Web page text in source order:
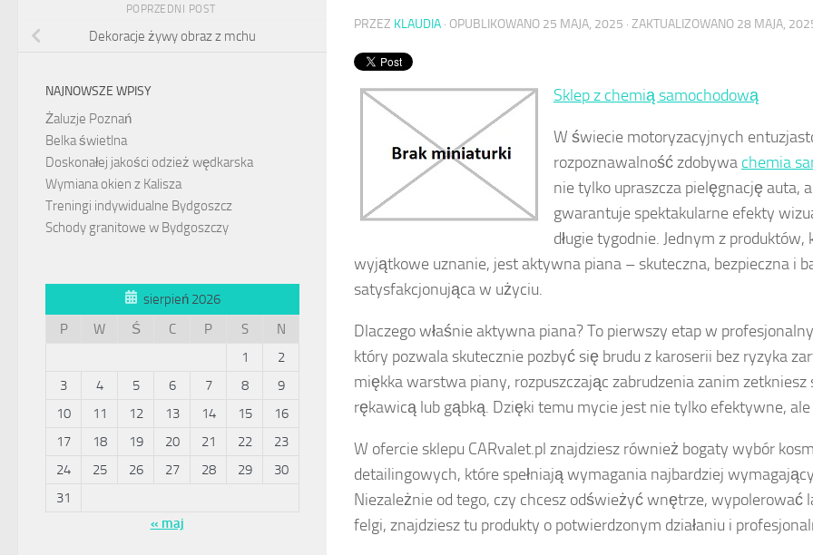
PRZEZ KLAUDIA · OPUBLIKOWANO 25 MAJA, 2025 · ZAKTUALIZOWANO 28 MAJA,
Sklep z chemią samochodową
W świecie motoryzacyjnych
rozpoznawalność zdobywa chemia
nie tylko upraszcza pielęgnację auta,
gwarantuje spektakularne efekty
długie tygodnie. Jednym z
wyjątkowe uznanie, jest aktywna piana – skuteczna, bezpieczna i
satysfakcjonująca w użyciu.
Dlaczego właśnie aktywna piana? To pierwszy etap w
który pozwala skutecznie pozbyć się brudu z karoserii bez ryzyka
miękka warstwa piany, rozpuszczając zabrudzenia zanim zetkniesz
rękawicą lub gąbką. Dzięki temu mycie jest nie tylko efektywne,
W ofercie sklepu CARvalet.pl znajdziesz również bogaty wybór
detailingowych, które spełniają wymagania najbardziej
Niezależnie od tego, czy chcesz odświeżyć wnętrze, wypolerować
felgi, znajdziesz tu produkty o potwierdzonym działaniu i
POPRZEDNI POST
Dekoracje żywy obraz z mchu
NAJNOWSZE WPISY
Żaluzje Poznań
Belka świetlna
Doskonałej jakości odzież wędkarska
Wymiana okien z Kalisza
Treningi indywidualne Bydgoszcz
Schody granitowe w Bydgoszczy
sierpień 2026
P
W Ś C P S
N
1
2
3
4 5 6 7 8
9
10
11 12 13 14 15
16
17
18 19 20 21 22
23
24
25 26 27 28 29
30
31
« maj